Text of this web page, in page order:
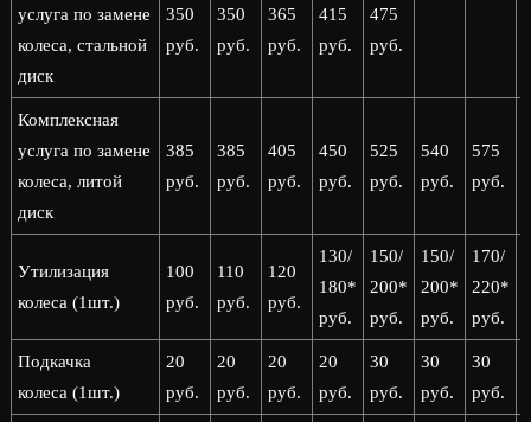
услуга по замене
колеса, стальной
диск
350
руб.
350
руб.
365
руб.
415
руб.
475
руб.
Комплексная
услуга по замене
колеса, литой
диск
385
руб.
385
руб.
405
руб.
450
руб.
525
руб.
540
руб.
575
руб.
Утилизация
колеса (1шт.)
100
руб.
110
руб.
120
руб.
130/
180*
руб.
150/
200*
руб.
150/
200*
руб.
170/
220*
руб.
Подкачка
колеса (1шт.)
20
руб.
20
руб.
20
руб.
20
руб.
30
руб.
30
руб.
30
руб.